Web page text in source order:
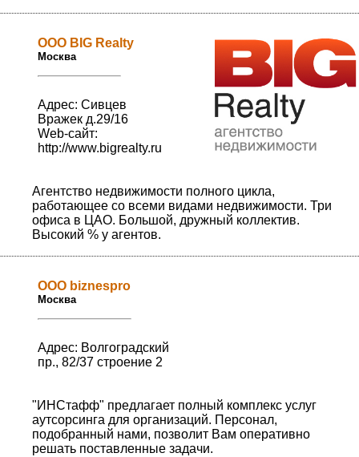
ООО BIG Realty
Москва
Адрес: Сивцев
Вражек д.29/16
Web-сайт:
http://www.bigrealty.ru
Агентство недвижимости полного цикла,
работающее со всеми видами недвижимости. Три
офиса в ЦАО. Большой, дружный коллектив.
Высокий % у агентов.
ООО biznespro
Москва
Адрес: Волгоградский
пр., 82/37 строение 2
"ИНСтафф" предлагает полный комплекс услуг
аутсорсинга для организаций. Персонал,
подобранный нами, позволит Вам оперативно
решать поставленные задачи.